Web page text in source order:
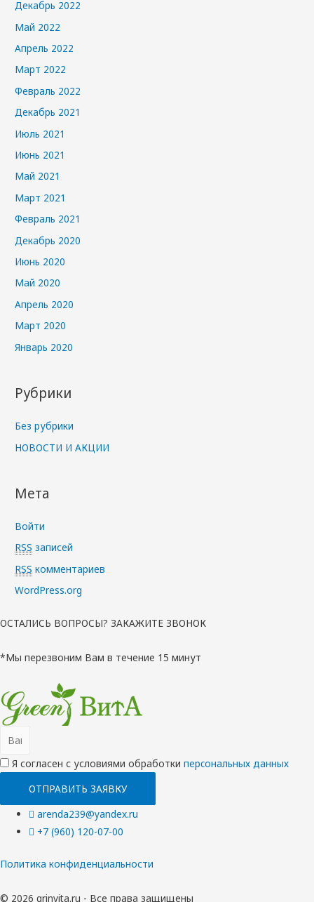
Декабрь 2022
Май 2022
Апрель 2022
Март 2022
Февраль 2022
Декабрь 2021
Июль 2021
Июнь 2021
Май 2021
Март 2021
Февраль 2021
Декабрь 2020
Июнь 2020
Май 2020
Апрель 2020
Март 2020
Январь 2020
Рубрики
Без рубрики
НОВОСТИ И АКЦИИ
Мета
Войти
RSS записей
RSS комментариев
WordPress.org
ОСТАЛИСЬ ВОПРОСЫ? ЗАКАЖИТЕ ЗВОНОК
*Мы перезвоним Вам в течение 15 минут
Я согласен с условиями обработки перcональных данных
ОТПРАВИТЬ ЗАЯВКУ
arenda239@yandex.ru
+7 (960) 120-07-00
Политика конфиденциальности
© 2026 grinvita.ru - Все права защищены